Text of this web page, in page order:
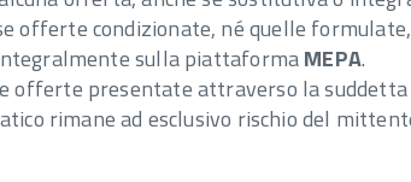
offerte condizionate, né quelle
sulla piattaformaMEPA.
offerte presentate attraverso la
rimane ad esclusivo rischio del